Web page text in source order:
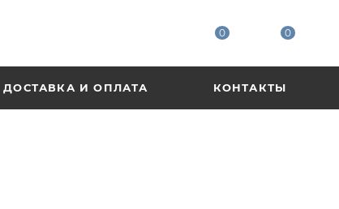
0 0
ДОСТАВКА И ОПЛАТА КОНТАКТЫ